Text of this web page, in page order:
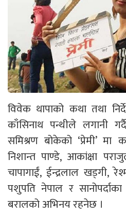
विवेक थापाको कथा तथा
काँसिनाथ पन्थीले लगानी
समिश्रण बोकेको ‘प्रेमी’
निशान्त पाण्डे, आकांक्षा
चापागाईं, ईन्द्रलाल खड्गी,
पशुपति नेपाल र
बरालको अभिनय रहनेछ ।